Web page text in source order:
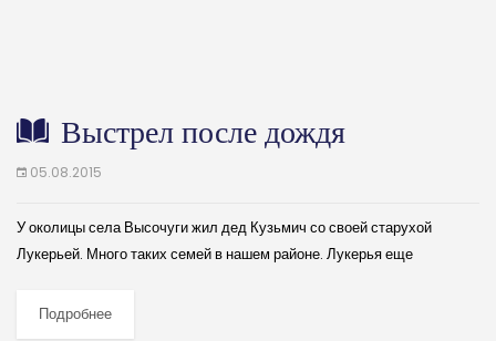
Выстрел после дождя
05.08.2015
У околицы села Высочуги жил дед Кузьмич со своей старухой
Лукерьей. Много таких семей в нашем районе. Лукерья еще
белит...
Подробнее